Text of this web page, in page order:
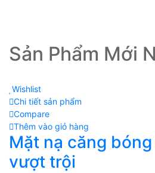
Sản Phẩm Mới
Wishlist
Chi tiết sản phẩm
Compare
Thêm vào giỏ hàng
Mặt nạ căng
vượt trội